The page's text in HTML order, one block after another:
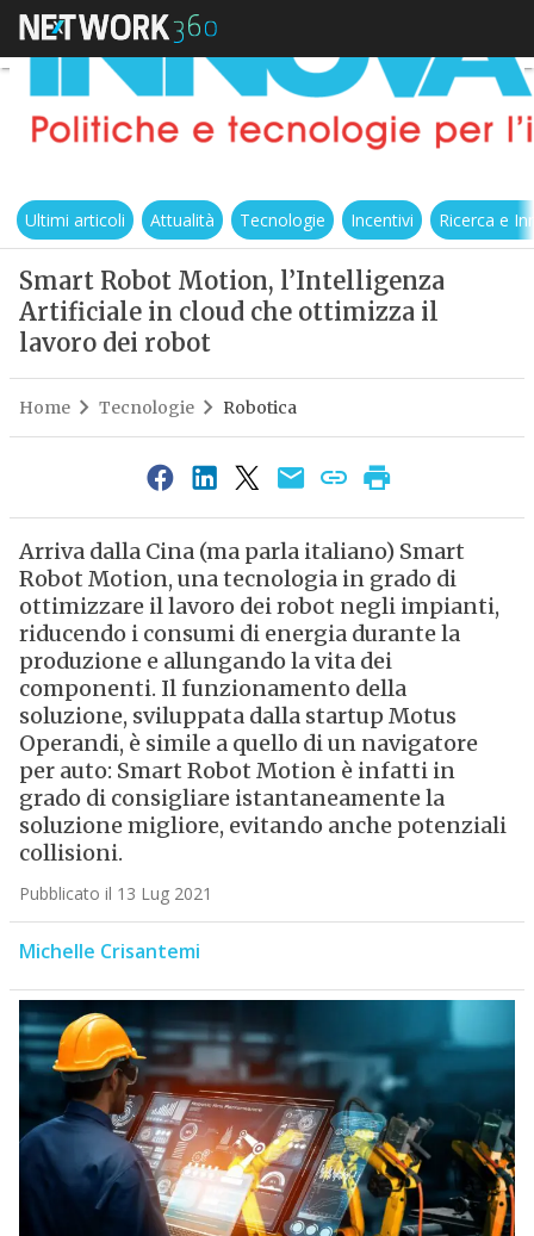
Ultimi articoli Attualità Tecnologie Incentivi Ricerca e
Smart Robot Motion, l’Intelligenza
Artificiale in cloud che ottimizza il
lavoro dei robot
Home Tecnologie Robotica
Arriva dalla Cina (ma parla italiano) Smart
Robot Motion, una tecnologia in grado di
ottimizzare il lavoro dei robot negli impianti,
riducendo i consumi di energia durante la
produzione e allungando la vita dei
componenti. Il funzionamento della
soluzione, sviluppata dalla startup Motus
Operandi, è simile a quello di un navigatore
per auto: Smart Robot Motion è infatti in
grado di consigliare istantaneamente la
soluzione migliore, evitando anche potenziali
collisioni.
Pubblicato il 13 Lug 2021
Michelle Crisantemi